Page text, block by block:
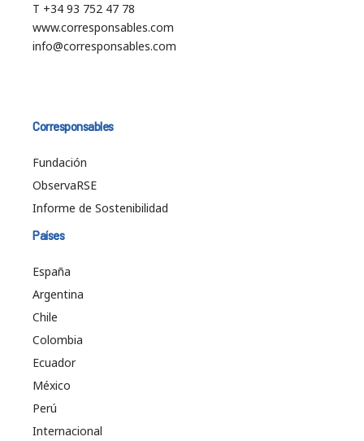
T +34 93 752 47 78
www.corresponsables.com
info@corresponsables.com
Corresponsables
Fundación
ObservaRSE
Informe de Sostenibilidad
Países
España
Argentina
Chile
Colombia
Ecuador
México
Perú
Internacional